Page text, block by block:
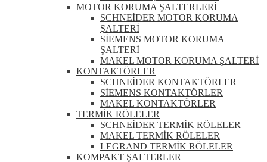
MOTOR KORUMA ŞALTERLERİ
SCHNEİDER MOTOR KORUMA
ŞALTERİ
SİEMENS MOTOR KORUMA
ŞALTERİ
MAKEL MOTOR KORUMA ŞALTERİ
KONTAKTÖRLER
SCHNEİDER KONTAKTÖRLER
SİEMENS KONTAKTÖRLER
MAKEL KONTAKTÖRLER
TERMİK RÖLELER
SCHNEİDER TERMİK RÖLELER
MAKEL TERMİK RÖLELER
LEGRAND TERMİK RÖLELER
KOMPAKT ŞALTERLER